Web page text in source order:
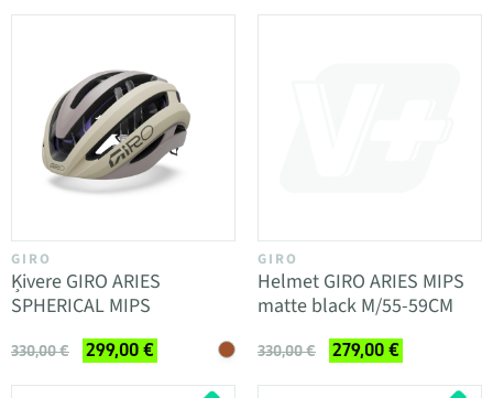
GIRO
Ķivere GIRO ARIES
SPHERICAL MIPS
330,00 € 299,00 €
GIRO
Helmet GIRO ARIES MIPS
matte black M/55-59CM
330,00 € 279,00 €